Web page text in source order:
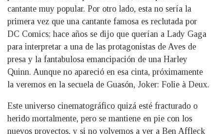
cantante muy popular. Por otro lado, esta no sería la
primera vez que una cantante famosa es reclutada por
DC Comics; hace años se dijo que querían a Lady Gaga
para interpretar a una de las protagonistas de Aves de
presa y la fantabulosa emancipación de una Harley
Quinn. Aunque no apareció en esa cinta, próximamente
la veremos en la secuela de Guasón, Joker: Folie à Deux.
Este universo cinematográfico quizá esté fracturado o
herido mortalmente, pero se mantiene en pie con los
nuevos proyectos, y si no volvemos a ver a Ben Affleck